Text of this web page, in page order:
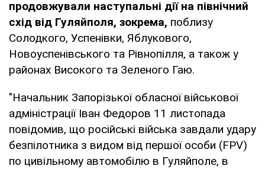
продовжували наступальні дії на північний
схід від Гуляйполя, зокрема, поблизу
Солодкого, Успенівки, Яблукового,
Новоуспенівського та Рівнопілля, а також у
районах Високого та Зеленого Гаю.
"Начальник Запорізької обласної військової
адміністрації Іван Федоров 11 листопада
повідомив, що російські війська завдали удару
безпілотника з видом від першої особи (FPV)
по цивільному автомобілю в Гуляйполе, в